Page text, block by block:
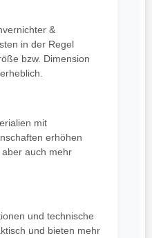
&
in der Regel
bzw. Dimension
mit
erhöhen
auch mehr
und technische
und bieten mehr